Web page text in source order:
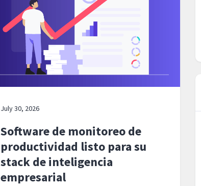
July 30, 2026
Software de monitoreo de
productividad listo para su
stack de inteligencia
empresarial